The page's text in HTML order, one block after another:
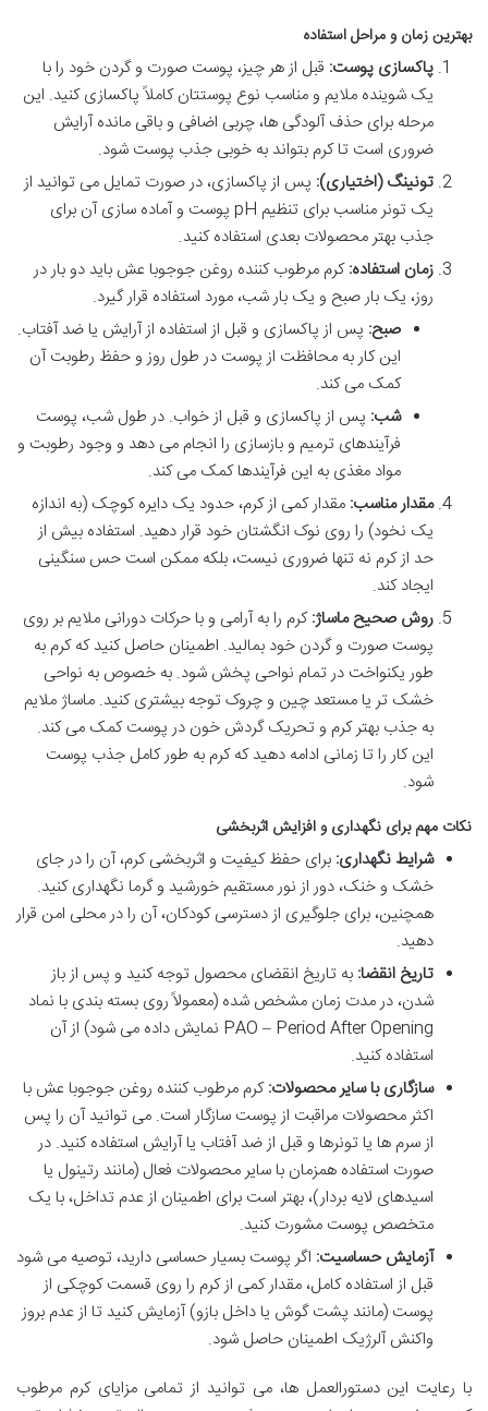
بهترین زمان و مراحل استفاده
پاکسازی پوست: قبل از هر چیز، پوست صورت و گردن خود را با
یک شوینده ملایم و مناسب نوع پوستتان کاملاً پاکسازی کنید. این
مرحله برای حذف آلودگی ها، چربی اضافی و باقی مانده آرایش
ضروری است تا کرم بتواند به خوبی جذب پوست شود.
تونینگ (اختیاری): پس از پاکسازی، در صورت تمایل می توانید از
یک تونر مناسب برای تنظیم pH پوست و آماده سازی آن برای
جذب بهتر محصولات بعدی استفاده کنید.
زمان استفاده:کرم مرطوب کننده روغن جوجوبا عش باید دو بار در
روز، یک بار صبح و یک بار شب، مورد استفاده قرار گیرد.
صبح: پس از پاکسازی و قبل از استفاده از آرایش یا ضد آفتاب.
این کار به محافظت از پوست در طول روز و حفظ رطوبت آن
کمک می کند.
شب: پس از پاکسازی و قبل از خواب. در طول شب، پوست
فرآیندهای ترمیم و بازسازی را انجام می دهد و وجود رطوبت و
مواد مغذی به این فرآیندها کمک می کند.
مقدار مناسب: مقدار کمی از کرم، حدود یک دایره کوچک (به اندازه
یک نخود) را روی نوک انگشتان خود قرار دهید. استفاده بیش از
حد از کرم نه تنها ضروری نیست، بلکه ممکن است حس سنگینی
ایجاد کند.
روش صحیح ماساژ:کرم را به آرامی و با حرکات دورانی ملایم بر روی
پوست صورت و گردن خود بمالید. اطمینان حاصل کنید که کرم به
طور یکنواخت در تمام نواحی پخش شود. به خصوص به نواحی
خشک تر یا مستعد چین و چروک توجه بیشتری کنید. ماساژ ملایم
به جذب بهتر کرم و تحریک گردش خون در پوست کمک می کند.
این کار را تا زمانی ادامه دهید که کرم به طور کامل جذب پوست
شود.
نکات مهم برای نگهداری و افزایش اثربخشی
شرایط نگهداری: برای حفظ کیفیت و اثربخشی کرم، آن را در جای
خشک و خنک، دور از نور مستقیم خورشید و گرما نگهداری کنید.
همچنین، برای جلوگیری از دسترسی کودکان، آن را در محلی امن قرار
دهید.
تاریخ انقضا: به تاریخ انقضای محصول توجه کنید و پس از باز
شدن، در مدت زمان مشخص شده (معمولاً روی بسته بندی با نماد
PAO – Period After Opening نمایش داده می شود) از آن
استفاده کنید.
سازگاری با سایر محصولات:کرم مرطوب کننده روغن جوجوبا عش با
اکثر محصولات مراقبت از پوست سازگار است. می توانید آن را پس
از سرم ها یا تونرها و قبل از ضد آفتاب یا آرایش استفاده کنید. در
صورت استفاده همزمان با سایر محصولات فعال (مانند رتینول یا
اسیدهای لایه بردار)، بهتر است برای اطمینان از عدم تداخل، با یک
متخصص پوست مشورت کنید.
آزمایش حساسیت: اگر پوست بسیار حساسی دارید، توصیه می شود
قبل از استفاده کامل، مقدار کمی از کرم را روی قسمت کوچکی از
پوست (مانند پشت گوش یا داخل بازو) آزمایش کنید تا از عدم بروز
واکنش آلرژیک اطمینان حاصل شود.
با رعایت این دستورالعمل ها، می توانید از تمامی مزایای کرم مرطوب